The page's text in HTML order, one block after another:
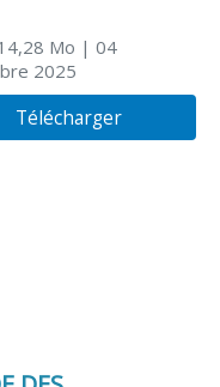
Mo | 04
2025
Télécharger